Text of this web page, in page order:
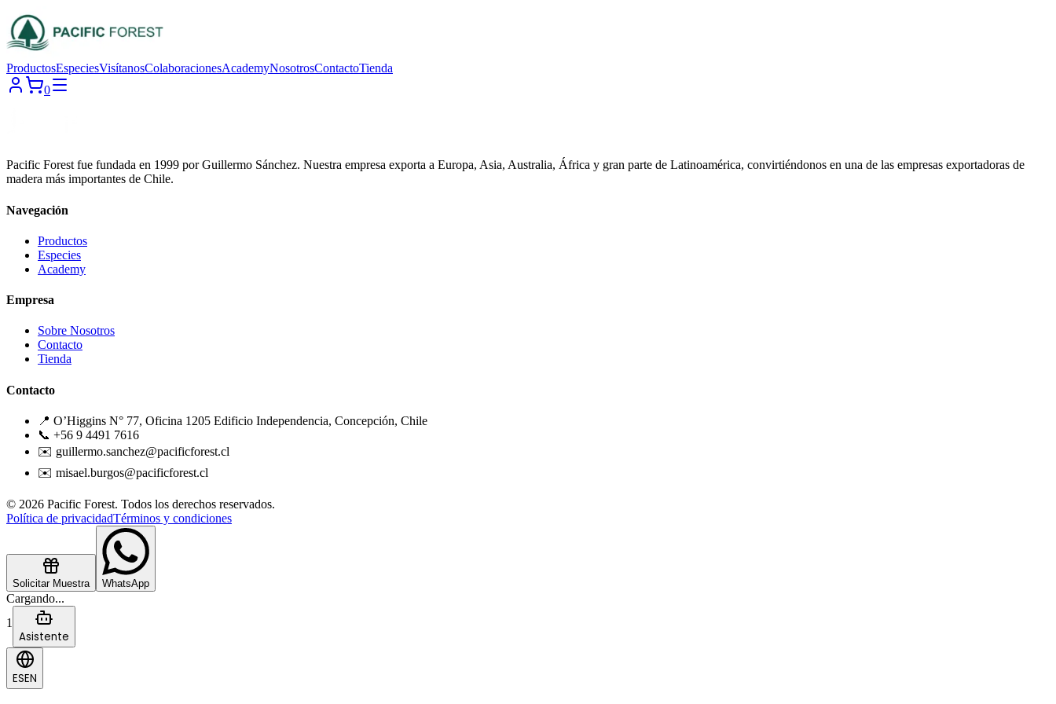
ProductosEspeciesVisítanosColaboracionesAcademyNosotrosContactoTienda
0
Pacific Forest fue fundada en 1999 por Guillermo Sánchez. Nuestra empresa exporta a Europa, Asia, Australia, África y gran parte de Latinoamérica, convirtiéndonos en una de las empresas exportadoras de
madera más importantes de Chile.
Navegación
Productos
Especies
Academy
Empresa
Sobre Nosotros
Contacto
Tienda
Contacto
📍 O’Higgins N° 77, Oficina 1205 Edificio Independencia, Concepción, Chile
📞 +56 9 4491 7616
✉️ guillermo.sanchez@pacificforest.cl
✉️ misael.burgos@pacificforest.cl
© 2026 Pacific Forest. Todos los derechos reservados.
Política de privacidadTérminos y condiciones
Solicitar Muestra WhatsApp
Cargando...
1
Asistente
ESEN